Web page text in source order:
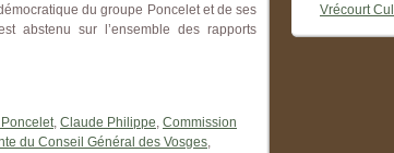
du groupe Poncelet et de ses
abstenu sur l’ensemble des rapports
, Claude Philippe, Commission
du Conseil Général des Vosges,
Vrécourt